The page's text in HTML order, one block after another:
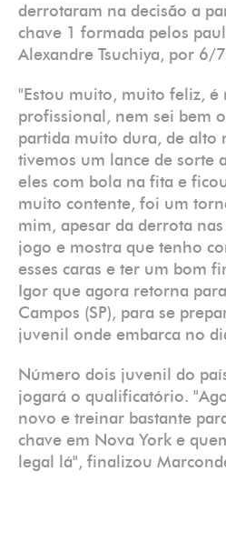
derrotaram na decisão a
chave 1 formada pelos
Alexandre Tsuchiya, por 6/
"Estou muito, muito feliz,
profissional, nem sei bem
partida muito dura, de alto
tivemos um lance de sorte
eles com bola na fita e
muito contente, foi um
mim, apesar da derrota
jogo e mostra que tenho
esses caras e ter um bom
Igor que agora retorna
Campos (SP), para se
juvenil onde embarca no
Número dois juvenil do
jogará o qualificatório.
novo e treinar bastante
chave em Nova York e
legal lá", finalizou